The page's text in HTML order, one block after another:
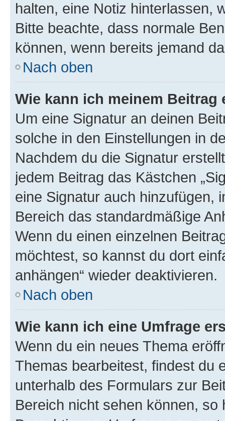
halten, eine Notiz hinterlassen,
Bitte beachte, dass normale
können, wenn bereits jemand
Nach oben
Wie kann ich meinem
Um eine Signatur an deinen
solche in den Einstellungen in
Nachdem du die Signatur
jedem Beitrag das Kästchen
eine Signatur auch hinzufügen,
Bereich das standardmäßige
Wenn du einen einzelnen
möchtest, so kannst du dort
anhängen“ wieder deaktivieren.
Nach oben
Wie kann ich eine Umfrage
Wenn du ein neues Thema
Themas bearbeitest, findest du
unterhalb des Formulars zur
Bereich nicht sehen können,